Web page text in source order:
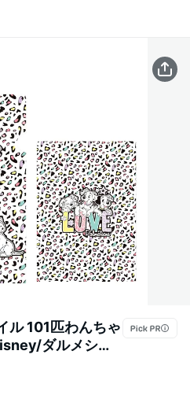
ル 101匹わんちゃ
ダルメシア
ナリー/書類/整
応】